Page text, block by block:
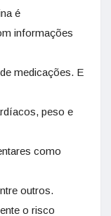
é
informações
medicações. E
peso e
como
outros.
o risco